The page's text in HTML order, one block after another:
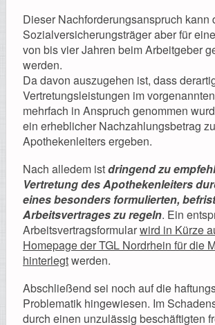
Dieser Nachforderungsanspruch kann
Sozialversicherungsträger aber für
von bis vier Jahren beim Arbeitgeber
werden.
Da davon auszugehen ist, dass
Vertretungsleistungen im
mehrfach in Anspruch genommen
ein erheblicher Nachzahlungsbetrag
Apothekenleiters ergeben.
Nach alledem istdringend zu
Vertretung des Apothekenleiters
eines besonders formulierten,
Arbeitsvertrages zu regeln. Ein
Arbeitsvertragsformularwird in Kürze
Homepage der TGL Nordrhein für die
hinterlegtwerden.
Abschließend sei noch auf die
Problematik hingewiesen. Im
durch einen unzulässig beschäftigten